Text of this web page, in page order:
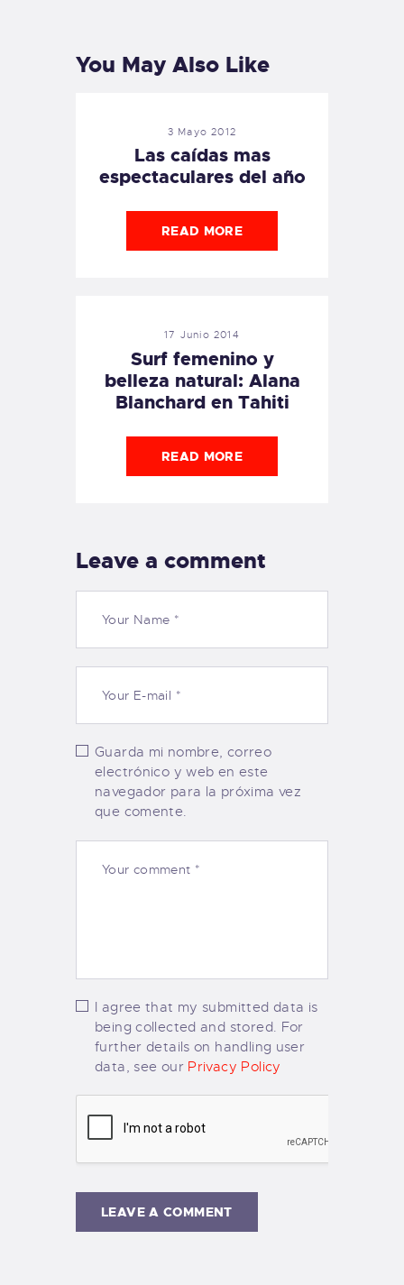
You May Also Like
3 Mayo 2012
Las caídas mas
espectaculares del año
READ MORE
17 Junio 2014
Surf femenino y
belleza natural: Alana
Blanchard en Tahiti
READ MORE
Leave a comment
Guarda mi nombre, correo
electrónico y web en este
navegador para la próxima vez
que comente.
I agree that my submitted data is
being collected and stored. For
further details on handling user
data, see our Privacy Policy